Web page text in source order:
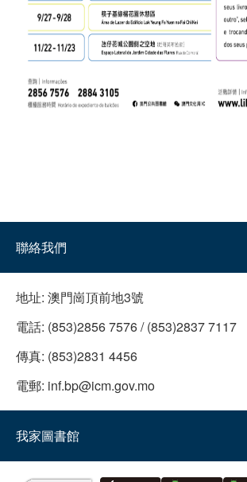
聯絡我們
地址: 澳門崗頂前地3號
電話: (853)2856 7576 / (853)2837 7117
傳真: (853)2831 4456
電郵: inf.bp@icm.gov.mo
我家圖書館